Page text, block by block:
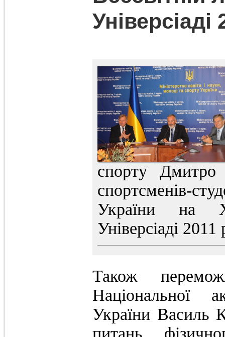
Універсіаді
спорту Дмитро
спортсменів-
України на
Універсіаді 2011
Також
Національної
України Василь
питань